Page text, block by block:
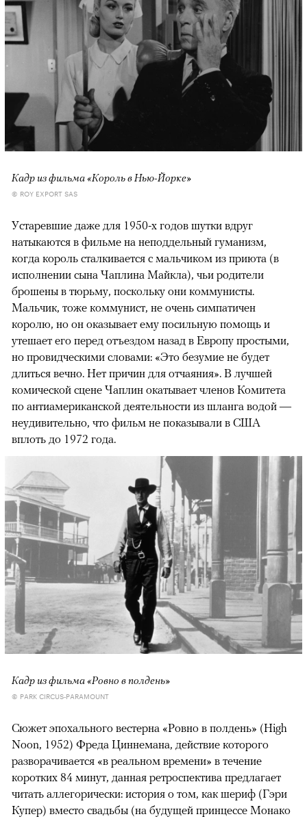
Кадр из фильма «Король в Нью-Йорке»
© ROY EXPORT SAS
Устаревшие даже для 1950-х годов шутки вдруг
натыкаются в фильме на неподдельный гуманизм,
когда король сталкивается с мальчиком из приюта (в
исполнении сына Чаплина Майкла), чьи родители
брошены в тюрьму, поскольку они коммунисты.
Мальчик, тоже коммунист, не очень симпатичен
королю, но он оказывает ему посильную помощь и
утешает его перед отъездом назад в Европу простыми,
но провидческими словами: «Это безумие не будет
длиться вечно. Нет причин для отчаяния». В лучшей
комической сцене Чаплин окатывает членов Комитета
по антиамериканской деятельности из шланга водой —
неудивительно, что фильм не показывали в США
вплоть до 1972 года.
Кадр из фильма «Ровно в полдень»
© PARK CIRCUS-PARAMOUNT
Сюжет эпохального вестерна «Ровно в полдень» (High
Noon, 1952) Фреда Циннемана, действие которого
разворачивается «в реальном времени» в течение
коротких 84 минут, данная ретроспектива предлагает
читать аллегорически: история о том, как шериф (Гэри
Купер) вместо свадьбы (на будущей принцессе Монако